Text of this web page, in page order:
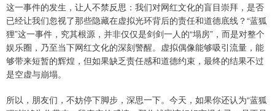
这一事件的发生，让人不禁反思：我们对网红文化的盲目崇拜，是否
已经让我们忽视了那些隐藏在虚拟光环背后的责任和道德底线？“蓝狐
狸”这一事件，究其根源，并非仅仅是剑剑一人的“塌房”，而是对整个
娱乐圈，乃至当下网红文化的深刻警醒。虚拟偶像能够吸引流量，能
够带来短暂的辉煌，但如果缺乏责任感和道德约束，最终的结果不过
是空虚与崩塌。
所以，朋友们，不妨停下脚步，深思一下。今天，如果你还认为“蓝狐